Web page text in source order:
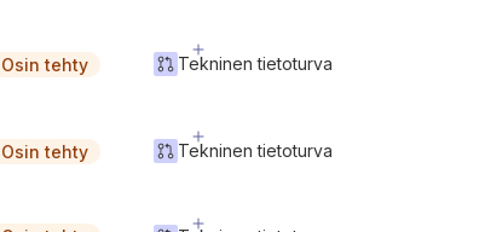
Osin tehty Tekninen tietoturva
Osin tehty Tekninen tietoturva